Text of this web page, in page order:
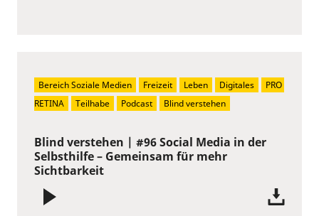
Blind verstehen | #96 Social Media in der
Selbsthilfe – Gemeinsam für mehr
Sichtbarkeit
Bereich Soziale Medien Freizeit Leben Digitales
PRO
RETINA
Teilhabe Podcast Blind verstehen